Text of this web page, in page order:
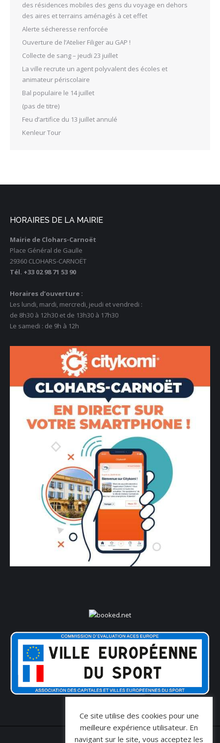
des résidences mobiles des gens du voyage en dehors
des aires et terrains aménagés à cet effet
Alerte sécheresse renforcée
Ouverture de l’Atelier Filiger au GAP !
Collecte de sang – jeudi 23 juillet
La ville recrute un agent polyvalent des écoles et
animateur périscolaire
Bal populaire le 14 juillet
(pas de titre)
Feu d’artifice du 13 juillet annulé
Kenleur Tour
HORAIRES DE LA MAIRIE
Mairie de Clohars-Carnoët
Place Général de Gaulle
29360 CLOHARS-CARNOËT
Tél. +33 02 98 71 53 90
Horaires d’ouverture :
Les lundi, mardi, mercredi, jeudi et vendredi :
de 8h30 à 12h30 et de 13h30 à 17h30
Le samedi : de 9h à 12h
Ce site utilise des cookies pour une
meilleure expérience utilisateur. En
navigant sur le site, vous acceptez les